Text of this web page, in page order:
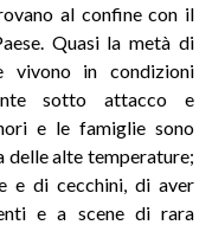
al confine con il
Quasi la metà di
vivono in condizioni
sotto attacco e
e le famiglie sono
delle alte temperature;
e di cecchini, di aver
e a scene di rara